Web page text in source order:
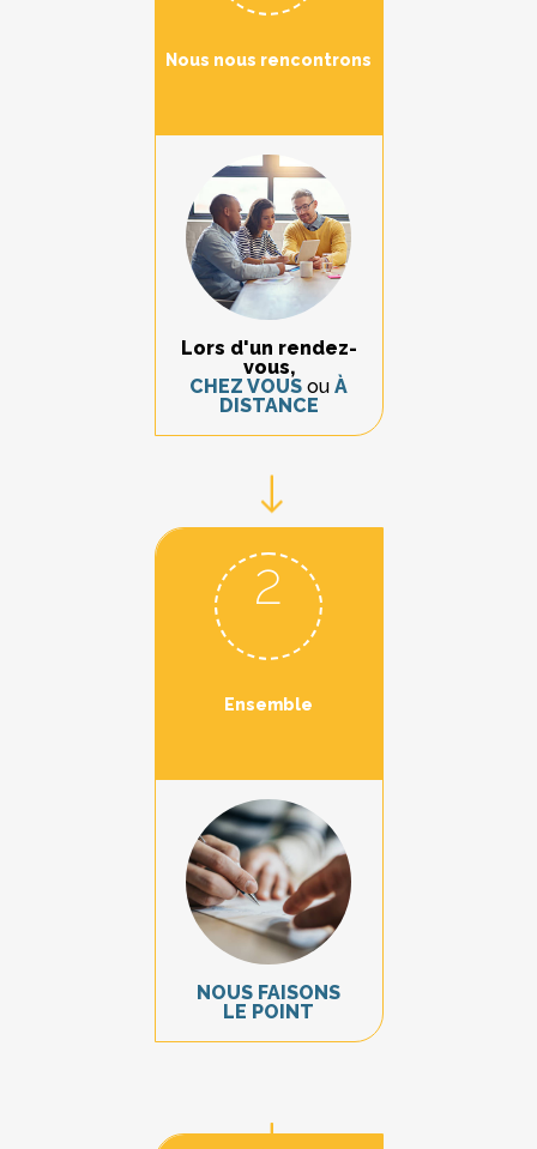
Nous nous rencontrons
Lors d'un rendez-
vous,
CHEZ VOUS ou À
DISTANCE
2
Ensemble
NOUS FAISONS
LE POINT